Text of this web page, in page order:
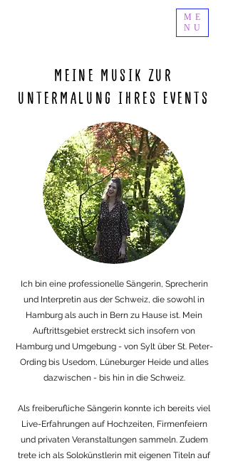
ME
NU
MEINE MUSIK ZUR
UNTERMALUNG IHRES EVENTS
Ich bin eine professionelle Sängerin, Sprecherin
und Interpretin aus der Schweiz, die sowohl in
Hamburg als auch in Bern zu Hause ist. Mein
Auftrittsgebiet erstreckt sich insofern von
Hamburg und Umgebung - von Sylt über St. Peter-
Ording bis Usedom, Lüneburger Heide und alles
dazwischen - bis hin in die Schweiz.
Als freiberufliche Sängerin konnte ich bereits viel
Live-Erfahrungen auf Hochzeiten, Firmenfeiern
und privaten Veranstaltungen sammeln. Zudem
trete ich als Solokünstlerin mit eigenen Titeln auf